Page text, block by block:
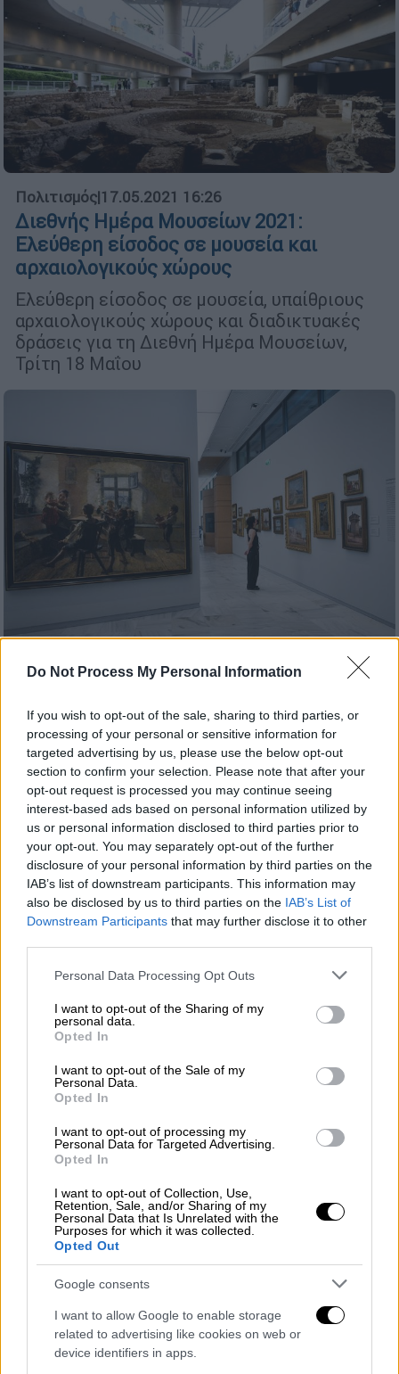
Do Not Process My Personal Information
If you wish to opt-out of the sale, sharing to third parties, or
processing of your personal or sensitive information for
targeted advertising by us, please use the below opt-out
section to confirm your selection. Please note that after your
opt-out request is processed you may continue seeing
interest-based ads based on personal information utilized by
us or personal information disclosed to third parties prior to
your opt-out. You may separately opt-out of the further
disclosure of your personal information by third parties on the
IAB’s list of downstream participants. This information may
also be disclosed by us to third parties on the IAB’s List of
Downstream Participants that may further disclose it to other
Please note that this website/app uses one or more Google
not limited to your visit or usage behaviour. You may click to
grant or deny consent to Google and its third-party tags to
use your data for below specified purposes in below Google
consent section.
Personal Data Processing Opt Outs
I want to opt-out of the Sharing of my
personal data.
Opted In
I want to opt-out of the Sale of my
Personal Data.
Opted In
I want to opt-out of processing my
Personal Data for Targeted Advertising.
Opted In
I want to opt-out of Collection, Use,
Retention, Sale, and/or Sharing of my
Personal Data that Is Unrelated with the
Purposes for which it was collected.
Opted Out
Google consents
I want to allow Google to enable storage
related to advertising like cookies on web or
device identifiers in apps.
Πολιτισμός|17.05.2021 16:26
Διεθνής Ημέρα Μουσείων 2021:
Ελεύθερη είσοδος σε μουσεία και
αρχαιολογικούς χώρους
Ελεύθερη είσοδος σε μουσεία, υπαίθριους
αρχαιολογικούς χώρους και διαδικτυακές
δράσεις για τη Διεθνή Ημέρα Μουσείων,
Τρίτη 18 Μαΐου
Πολιτισμός|14.05.2021 14:59
ξεκινά η επαναλειτουργία τους
Δημόσια και ιδιωτικά μουσεία κάνουν στις
14 Μαΐου «επανέναρξη»
Πολιτισμός|18.05.2020 19:56
Σακελλαροπούλου: Το μήνυμά της για τη
«συμβολική σύμπτωση»
Η Ακρόπολη άνοιξε ξανά σήμερα για το
κοινό, με την Κατερίνα Σακελλαροπούλου